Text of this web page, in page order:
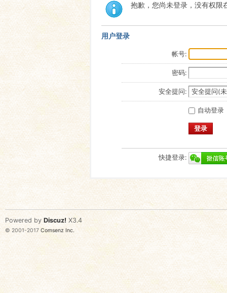
抱歉，您尚未登录，没有权限
用户登录
帐号:
密码:
安全提问:
自动登录
登录
快捷登录:
Powered by Discuz! X3.4
© 2001-2017 Comsenz Inc.